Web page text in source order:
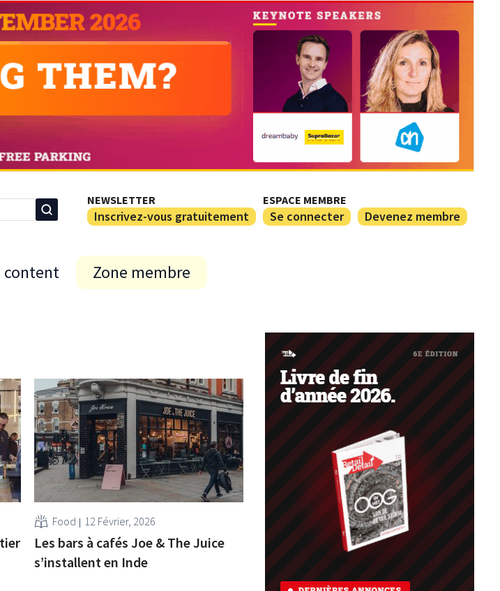
NEWSLETTER
Inscrivez-vous gratuitement
ESPACE MEMBRE
Se connecter Devenez membre
content Zone membre
Food 12 Février, 2026
Les bars à cafés Joe & The Juice
s’installent en Inde